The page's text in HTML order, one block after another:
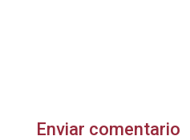
Enviar comentario